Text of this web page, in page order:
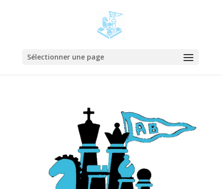
Sélectionner une page